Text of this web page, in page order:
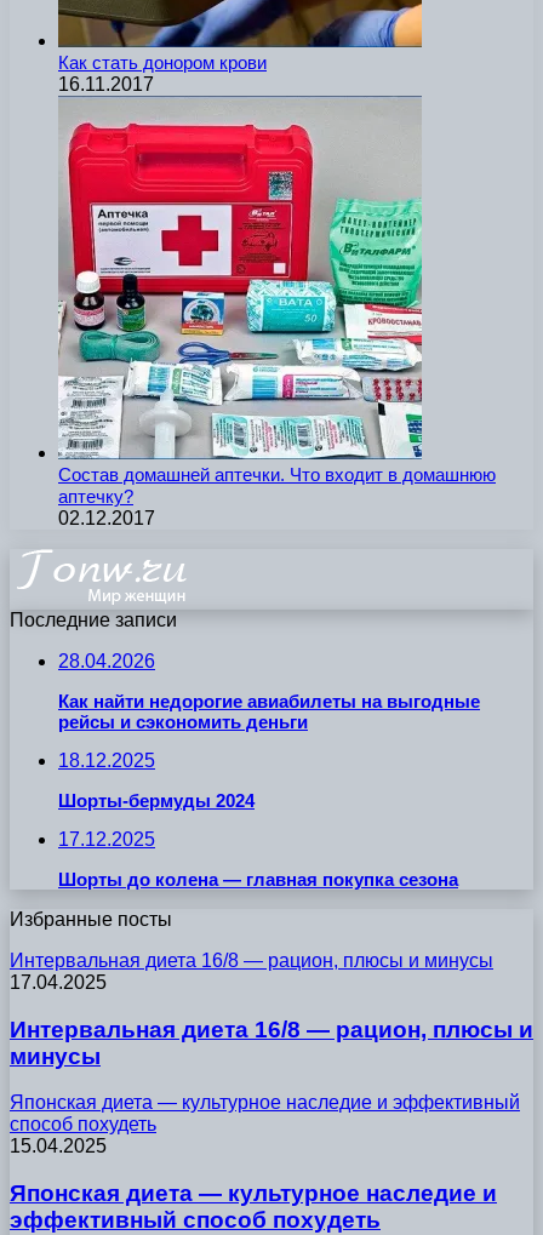
Как стать донором крови
16.11.2017
Состав домашней аптечки. Что входит в домашнюю
аптечку?
02.12.2017
Последние записи
28.04.2026
Как найти недорогие авиабилеты на выгодные
рейсы и сэкономить деньги
18.12.2025
Шорты-бермуды 2024
17.12.2025
Шорты до колена — главная покупка сезона
Избранные посты
Интервальная диета 16/8 — рацион, плюсы и минусы
17.04.2025
Интервальная диета 16/8 — рацион, плюсы и
минусы
Японская диета — культурное наследие и эффективный
способ похудеть
15.04.2025
Японская диета — культурное наследие и
эффективный способ похудеть